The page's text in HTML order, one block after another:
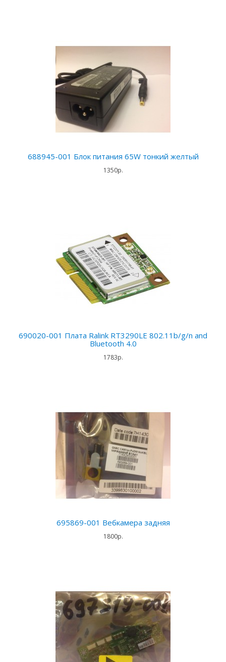
688945-001 Блок питания 65W тонкий желтый
1350р.
690020-001 Плата Ralink RT3290LE 802.11b/g/n and
Bluetooth 4.0
1783р.
695869-001 Вебкамера задняя
1800р.